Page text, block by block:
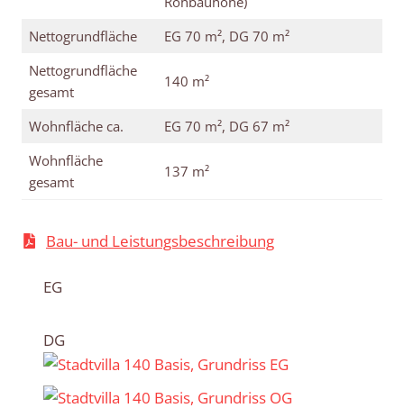
Nettogrundfläche
EG 70 m², DG 70 m²
Nettogrundfläche
gesamt
140 m²
Wohnfläche ca.
EG 70 m², DG 67 m²
Wohnfläche
gesamt
137 m²
Bau- und Leistungsbeschreibung
EG
DG